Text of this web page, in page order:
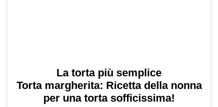
La torta più semplice
Torta margherita: Ricetta della nonna
per una torta sofficissima!